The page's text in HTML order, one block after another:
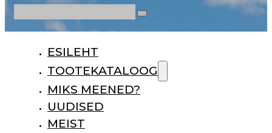
ESILEHT
TOOTEKATALOOG
MIKS MEENED?
UUDISED
MEIST